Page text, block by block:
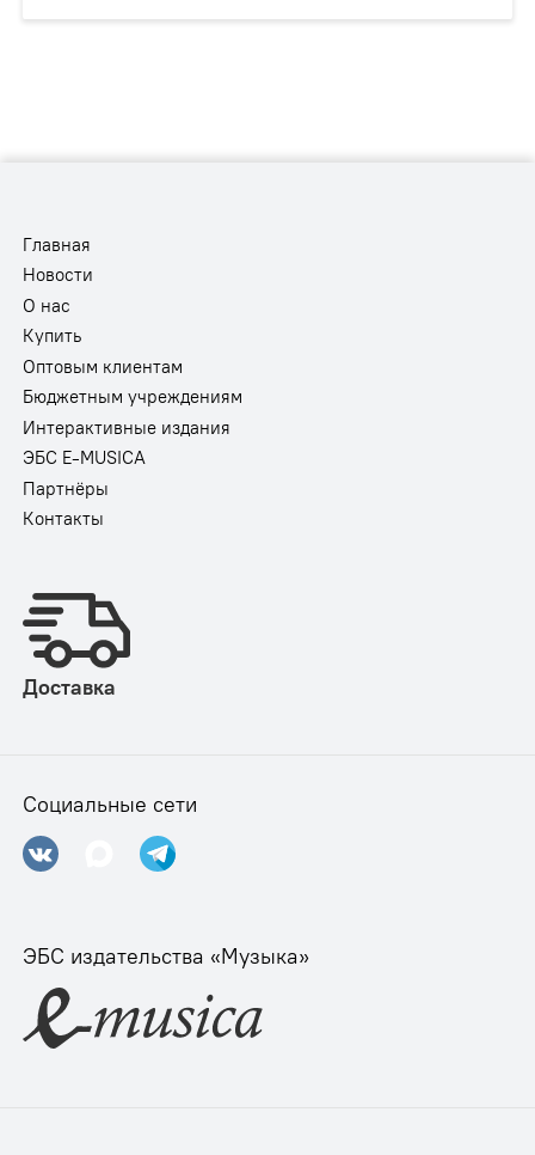
Главная
Новости
О нас
Купить
Оптовым клиентам
Бюджетным учреждениям
Интерактивные издания
ЭБС E-MUSICA
Партнёры
Контакты
Доставка
Социальные сети
ЭБС издательства «Музыка»